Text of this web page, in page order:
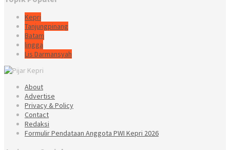
Kepri
Tanjungpinang
Batam
lingga
Lis Darmansyah
About
Advertise
Privacy & Policy
Contact
Redaksi
Formulir Pendataan Anggota PWI Kepri 2026